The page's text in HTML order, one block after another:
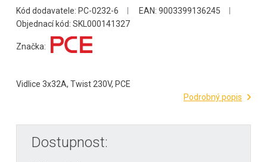
Kód dodavatele: PC-0232-6
EAN: 9003399136245
Objednací kód: SKL000141327
Značka:
Vidlice 3x32A, Twist 230V, PCE
Podrobný popis
Dostupnost: